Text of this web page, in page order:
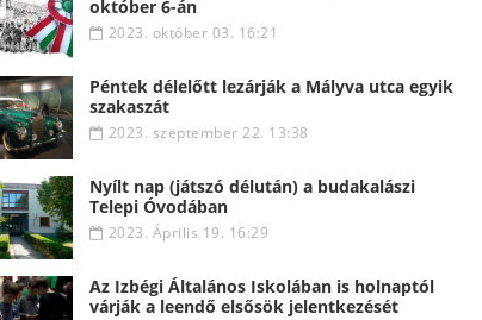
október 6-án
2023. október 03. 16:21
Péntek délelőtt lezárják a Mályva utca egyik
szakaszát
2023. szeptember 22. 13:38
Nyílt nap (játszó délután) a budakalászi
Telepi Óvodában
2023. Április 19. 16:29
Az Izbégi Általános Iskolában is holnaptól
várják a leendő elsősök jelentkezését